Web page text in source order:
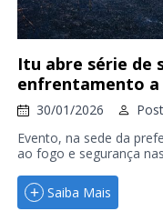
Itu abre série de
enfrentamento a
30/01/2026
Evento, na sede da
ao fogo e segurança
Saiba Mais